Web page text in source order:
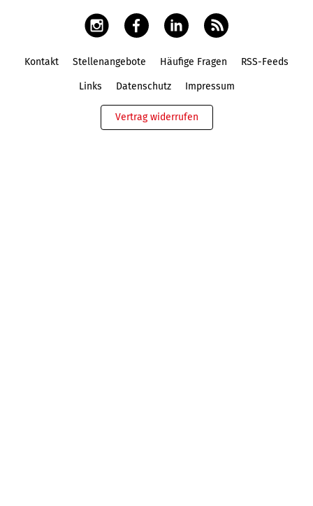
Kontakt Stellenangebote Häufige Fragen RSS-Feeds
Links Datenschutz Impressum
Vertrag widerrufen